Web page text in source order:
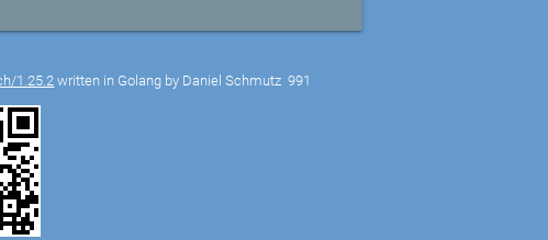
1.25.2 written in Golang by Daniel Schmutz991